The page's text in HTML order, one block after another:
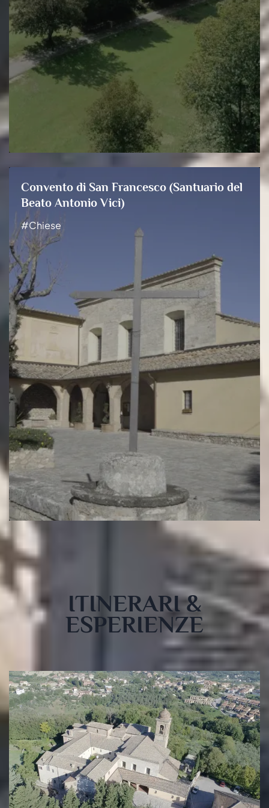
Convento di San Francesco (Santuario del
Beato Antonio Vici)
#Chiese
ITINERARI &
ESPERIENZE